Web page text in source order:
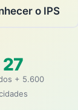
o IPS
27
+ 5.600